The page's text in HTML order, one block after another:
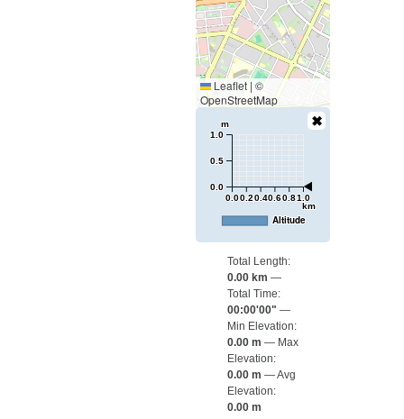
Leaflet |©
OpenStreetMap
0.00.20.40.60.81.0
km
0.0
0.5
1.0
m
Altitude
Total Length:
0.00 km
Total Time:
00:00'00"
Min Elevation:
0.00 m
Max
Elevation:
0.00 m
Avg
Elevation:
0.00 m